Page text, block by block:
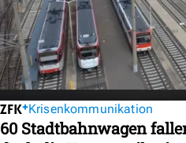
Krisenkommunikation
60 Stadtbahnwagen